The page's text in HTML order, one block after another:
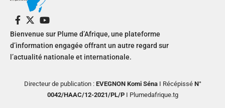
Bienvenue sur Plume d’Afrique, une plateforme
d’information engagée offrant un autre regard sur
l’actualité nationale et internationale.
Directeur de publication : EVEGNON Komi SénaI RécépisséN°
0042/HAAC/12-2021/PL/PI Plumedafrique.tg